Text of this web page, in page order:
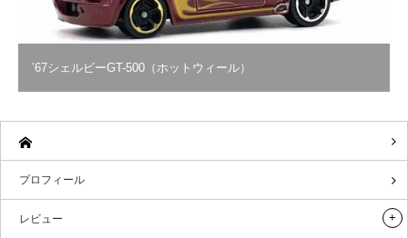
’67シェルビーGT-500（ホットウィール）
プロフィール
レビュー